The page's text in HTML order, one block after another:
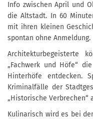
Info zwischen April und
die Altstadt. In 60
mit ihren kleinen
spontan ohne Anmeldung.
Architekturbegeisterte
„Fachwerk und Höfe“
Hinterhöfe entdecken.
Kriminalfälle der
„Historische Verbrechen“
Kulinarisch wird es bei